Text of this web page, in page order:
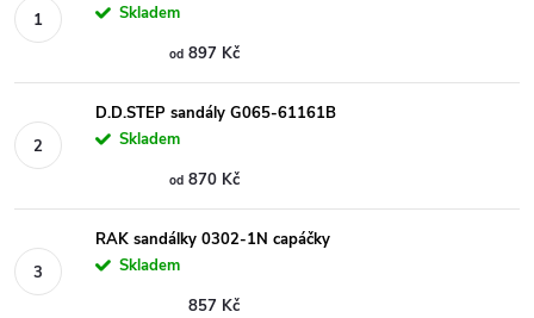
Skladem
od 897 Kč
D.D.STEP sandály G065-61161B
Skladem
od 870 Kč
RAK sandálky 0302-1N capáčky
Skladem
857 Kč